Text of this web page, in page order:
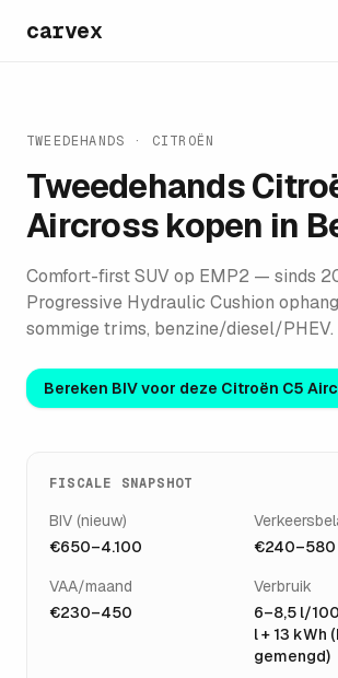
carvex
TWEEDEHANDS · CITROËN
Tweedehands
Aircross kopen in
Comfort-first SUV op EMP2 — sinds
Progressive Hydraulic Cushion
sommige trims, benzine/diesel/PHEV.
Bereken BIV voor deze Citroën C5
FISCALE SNAPSHOT
BIV (nieuw)
€650–4.100
€240–580
VAA/maand
€230–450
Verbruik
6–8,5 l/100
l + 13 kWh
gemengd)